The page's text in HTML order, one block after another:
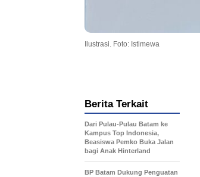
Ilustrasi. Foto: Istimewa
Berita Terkait
Dari Pulau-Pulau Batam ke
Kampus Top Indonesia,
Beasiswa Pemko Buka Jalan
bagi Anak Hinterland
BP Batam Dukung Penguatan